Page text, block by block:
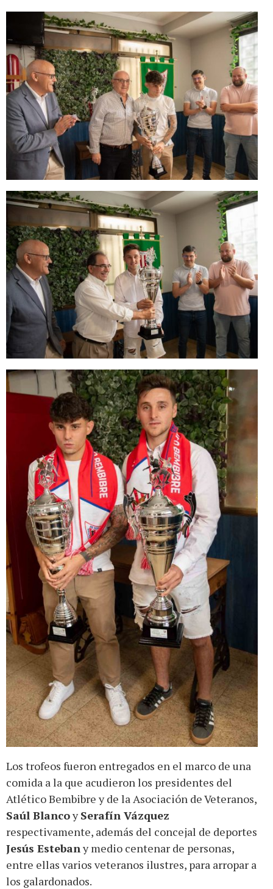
Los trofeos fueron entregados en el marco de una
comida a la que acudieron los presidentes del
Atlético Bembibre y de la Asociación de Veteranos,
Saúl BlancoySerafín Vázquez
respectivamente, además del concejal de deportes
Jesús Estebany medio centenar de personas,
entre ellas varios veteranos ilustres, para arropar a
los galardonados.